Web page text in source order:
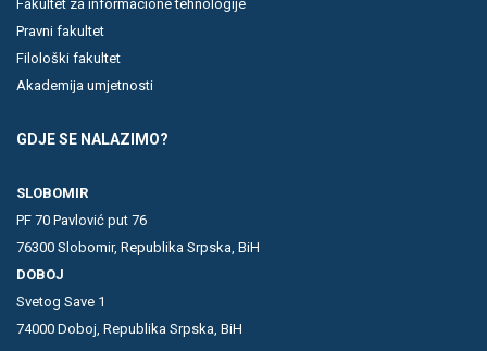
Fakultet za informacione tehnologije
Pravni fakultet
Filološki fakultet
Akademija umjetnosti
GDJE SE NALAZIMO?
SLOBOMIR
PF 70 Pavlović put 76
76300 Slobomir, Republika Srpska, BiH
DOBOJ
Svetog Save 1
74000 Doboj, Republika Srpska, BiH